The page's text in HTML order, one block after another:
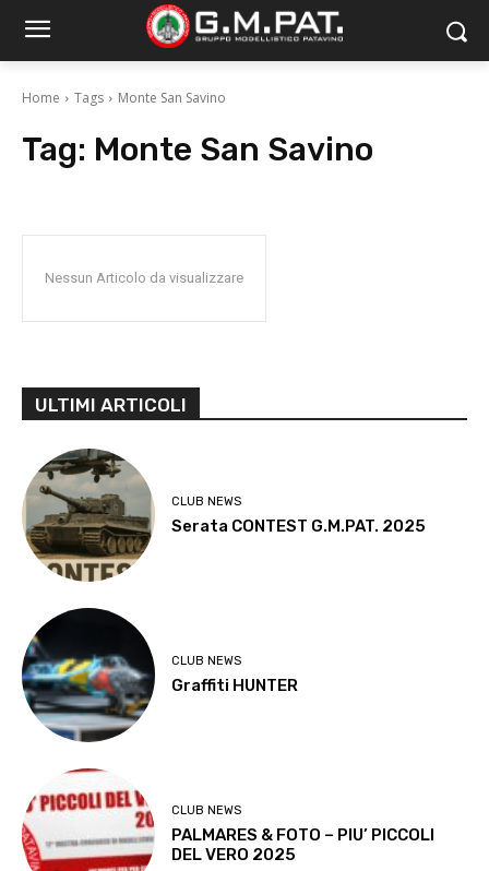
Home Tags Monte San Savino
Tag: Monte San Savino
Nessun Articolo da visualizzare
ULTIMI ARTICOLI
CLUB NEWS
Serata CONTEST G.M.PAT. 2025
CLUB NEWS
Graffiti HUNTER
CLUB NEWS
PALMARES & FOTO – PIU’ PICCOLI
DEL VERO 2025